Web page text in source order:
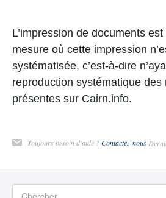
L’impression de documents
mesure où cette impression
systématisée, c’est-à-dire
reproduction systématique des
présentes sur Cairn.info.
Toujours besoin d'aide ?Contactez-nous